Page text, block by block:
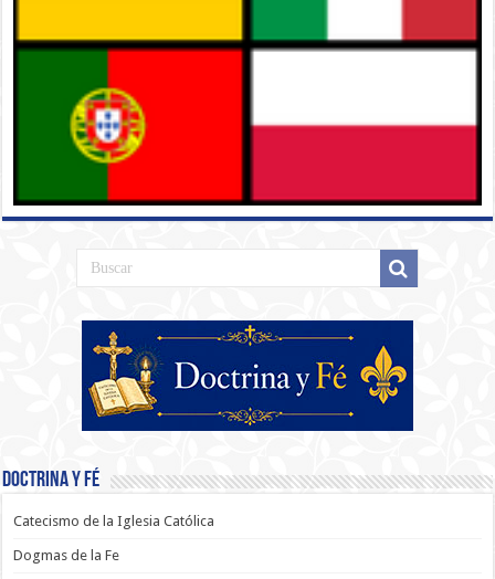
Doctrina y Fé
Catecismo de la Iglesia Católica
Dogmas de la Fe